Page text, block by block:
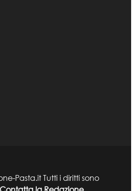
Pasta.it Tutti i diritti sono